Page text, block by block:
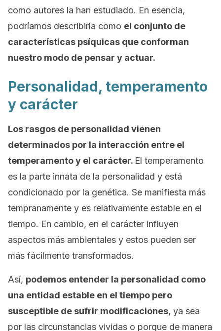
como autores la han estudiado. En esencia,
podríamos describirla como el conjunto de
características psíquicas que conforman
nuestro modo de pensar y actuar.
Personalidad, temperamento
y carácter
Los rasgos de personalidad vienen
determinados por la interacción entre el
temperamento y el carácter. El temperamento
es la parte innata de la personalidad y está
condicionado por la genética. Se manifiesta más
tempranamente y es relativamente estable en el
tiempo. En cambio, en el carácter influyen
aspectos más ambientales y estos pueden ser
más fácilmente transformados.
Así, podemos entender la personalidad como
una entidad estable en el tiempo pero
susceptible de sufrir modificaciones, ya sea
por las circunstancias vividas o porque de manera